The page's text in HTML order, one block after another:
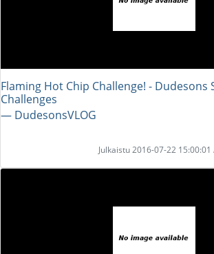
Flaming Hot Chip Challenge! - Dudesons
Challenges
― DudesonsVLOG
Julkaistu 2016-07-22